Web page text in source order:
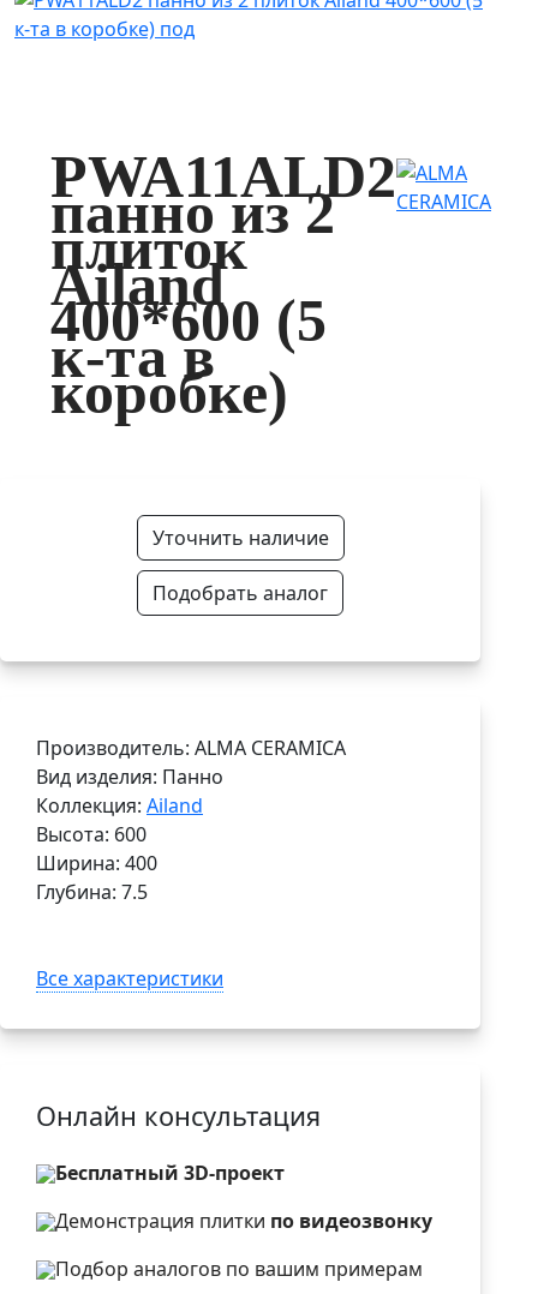
PWA11ALD2
панно из 2
плиток
Ailand
400*600 (5
к-та в
коробке)
Уточнить наличие
Подобрать аналог
Производитель: ALMA CERAMICA
Вид изделия: Панно
Коллекция: Ailand
Высота: 600
Ширина: 400
Глубина: 7.5
Все характеристики
Онлайн консультация
Бесплатный 3D-проект
Демонстрация плитки по видеозвонку
Подбор аналогов по вашим примерам